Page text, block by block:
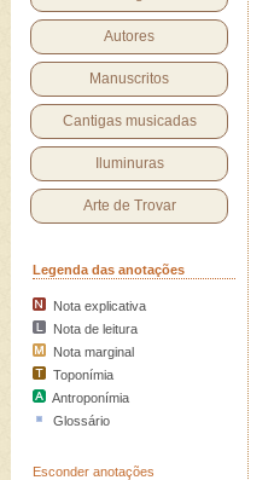
Autores
Manuscritos
Cantigas musicadas
Iluminuras
Arte de Trovar
Legenda das anotações
Nota explicativa
Nota de leitura
Nota marginal
Toponímia
Antroponímia
Glossário
Esconder anotações